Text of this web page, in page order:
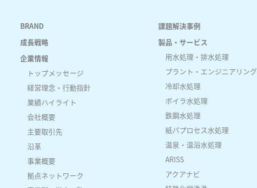
BRAND
成長戦略
企業情報
トップメッセージ
経営理念・行動指針
業績ハイライト
会社概要
主要取引先
沿革
事業概要
拠点ネットワーク
課題解決事例
製品・サービス
用水処理・排水処理
プラント・エンジニアリング
冷却水処理
ボイラ水処理
鉄鋼水処理
紙パプロセス水処理
温泉・温浴水処理
ARISS
アクアナビ